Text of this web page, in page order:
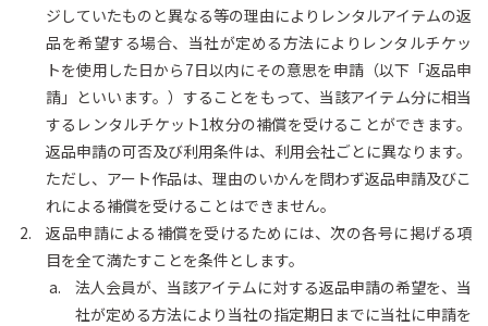
ジしていたものと異なる等の理由によりレンタルアイテムの返
品を希望する場合、当社が定める方法によりレンタルチケッ
トを使用した日から7日以内にその意思を申請（以下「返品申
請」といいます。）することをもって、当該アイテム分に相当
するレンタルチケット1枚分の補償を受けることができます。
返品申請の可否及び利用条件は、利用会社ごとに異なります。
ただし、アート作品は、理由のいかんを問わず返品申請及びこ
れによる補償を受けることはできません。
返品申請による補償を受けるためには、次の各号に掲げる項
目を全て満たすことを条件とします。
法人会員が、当該アイテムに対する返品申請の希望を、当
社が定める方法により当社の指定期日までに当社に申請を